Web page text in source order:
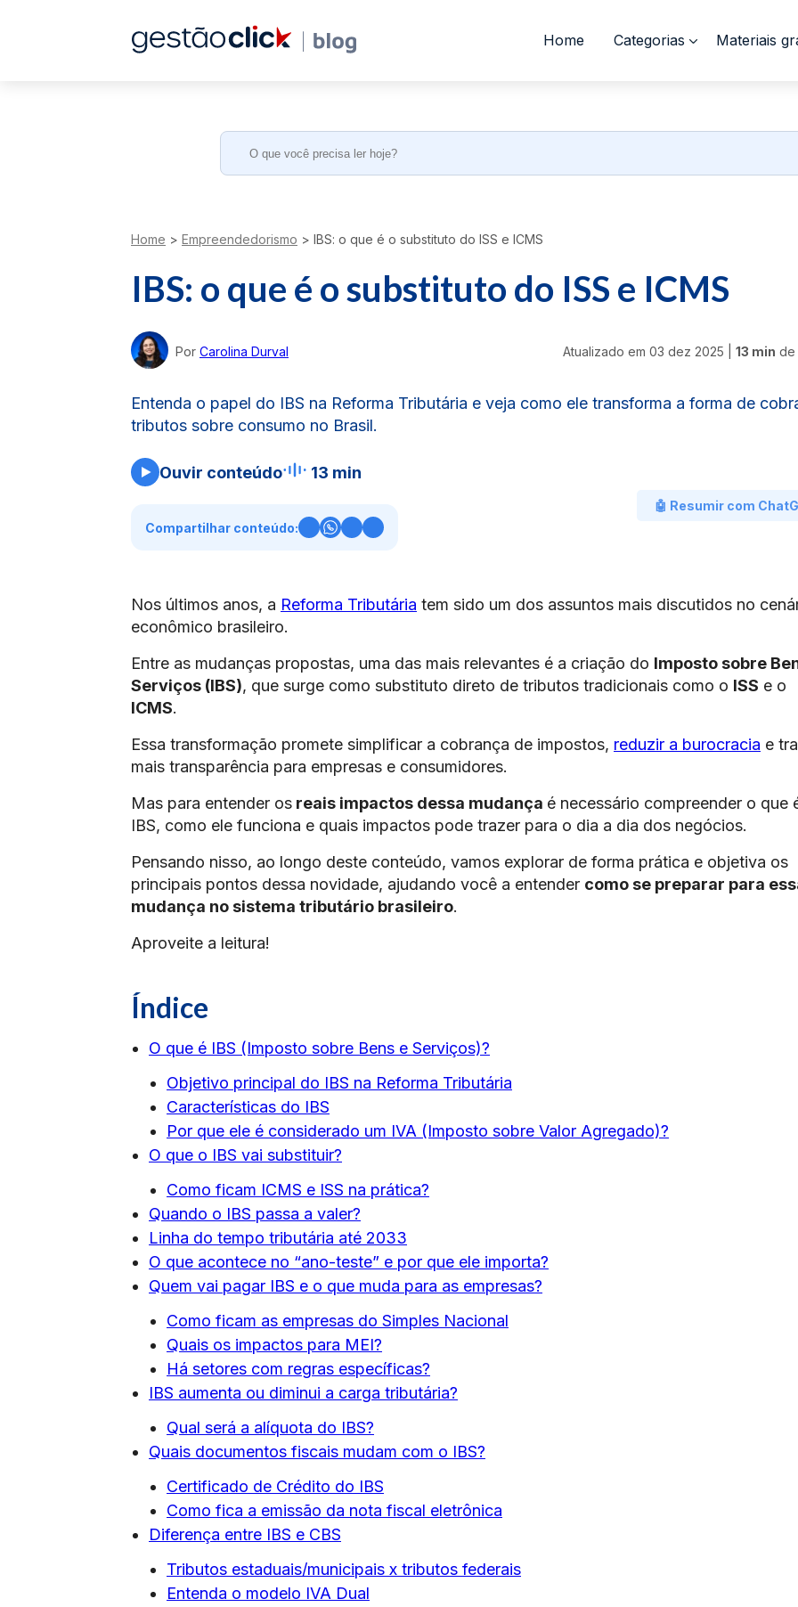
Home Categorias Materiais
Search
Home > Empreendedorismo > IBS: o que é o substituto do ISS e ICMS
IBS: o que é o substituto do ISS e ICMS
Por Carolina Durval Atualizado em 03 dez 2025 13 min de
Entenda o papel do IBS na Reforma Tributária e veja como ele transforma a forma de
tributos sobre consumo no Brasil.
Ouvir conteúdo 13 min
🤖 Resumir com
Compartilhar conteúdo:
Nos últimos anos, a Reforma Tributária tem sido um dos assuntos mais discutidos no
econômico brasileiro.
Entre as mudanças propostas, uma das mais relevantes é a criação do Imposto sobre
Serviços (IBS), que surge como substituto direto de tributos tradicionais como o ISS e o
ICMS.
Essa transformação promete simplificar a cobrança de impostos, reduzir a burocracia e
mais transparência para empresas e consumidores.
Mas para entender os reais impactos dessa mudança é necessário compreender o que
IBS, como ele funciona e quais impactos pode trazer para o dia a dia dos negócios.
Pensando nisso, ao longo deste conteúdo, vamos explorar de forma prática e objetiva os
principais pontos dessa novidade, ajudando você a entender como se preparar para
mudança no sistema tributário brasileiro.
Aproveite a leitura!
Índice
O que é IBS (Imposto sobre Bens e Serviços)?
Objetivo principal do IBS na Reforma Tributária
Características do IBS
Por que ele é considerado um IVA (Imposto sobre Valor Agregado)?
O que o IBS vai substituir?
Como ficam ICMS e ISS na prática?
Quando o IBS passa a valer?
Linha do tempo tributária até 2033
O que acontece no “ano-teste” e por que ele importa?
Quem vai pagar IBS e o que muda para as empresas?
Como ficam as empresas do Simples Nacional
Quais os impactos para MEI?
Há setores com regras específicas?
IBS aumenta ou diminui a carga tributária?
Qual será a alíquota do IBS?
Quais documentos fiscais mudam com o IBS?
Certificado de Crédito do IBS
Como fica a emissão da nota fiscal eletrônica
Diferença entre IBS e CBS
Tributos estaduais/municipais x tributos federais
Entenda o modelo IVA Dual